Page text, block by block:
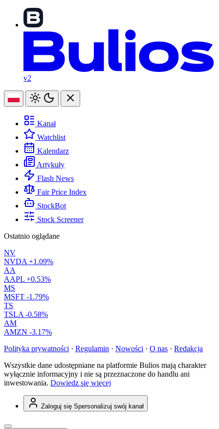
v2
Kanał
Watchlist
Kalendarz
Artykuły
Flash News
Fair Price Index
StockBot
Stock Screener
Ostatnio oglądane
NV
NVDA +1.09%
AA
AAPL +0.53%
MS
MSFT -1.79%
TS
TSLA -0.58%
AM
AMZN -3.17%
Polityka prywatności · Regulamin · Nowości · O nas · Redakcja
Wszystkie dane udostępniane na platformie Bulios mają charakter
wyłącznie informacyjny i nie są przeznaczone do handlu ani
inwestowania. Dowiedz się więcej
Zaloguj się Spersonalizuj swój kanał